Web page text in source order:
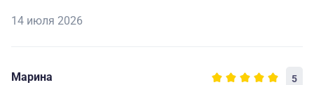
14 июля 2026
Марина 5